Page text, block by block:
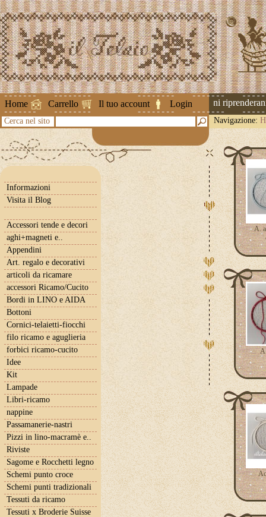
Home Carrello Il tuo account Login
Attenzione ! Le spedizioni
Cerca nel sito Navigazione:
Informazioni
Visita il Blog
Accessori tende e decori
aghi+magneti e..
Appendini
Art. regalo e decorativi
articoli da ricamare
accessori Ricamo/Cucito
Bordi in LINO e AIDA
Bottoni
Cornici-telaietti-fiocchi
filo ricamo e aguglieria
forbici ricamo-cucito
Idee
Kit
Lampade
Libri-ricamo
nappine
Passamanerie-nastri
Pizzi in lino-macramè e..
Riviste
Sagome e Rocchetti legno
Schemi punto croce
Schemi punti tradizionali
Tessuti da ricamo
Tessuti x Broderie Suisse
A.